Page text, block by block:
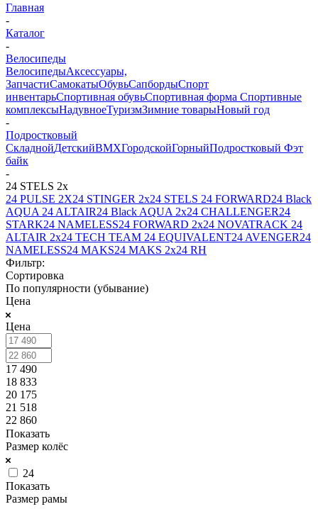
Главная
-
Каталог
-
Велосипеды
ВелосипедыАксессуары,
ЗапчастиСамокатыОбувьСапбордыСпорт
инвентарьСпортивная обувьСпортивная форма Спортивные
комплексыНадувноеТуризмЗимние товарыНовый год
-
Подростковый
СкладнойДетскийBMXГородскойГорныйПодростковый Фэт
байк
-
24 STELS 2х
24 PULSE 2X24 STINGER 2х24 STELS 24 FORWARD24 Black
AQUA 24 ALTAIR24 Black AQUA 2х24 CHALLENGER24
STARK24 NAMELESS24 FORWARD 2х24 NOVATRACK 24
ALTAIR 2х24 TECH TEAM 24 EQUIVALENT24 AVENGER24
NAMELESS24 MAKS24 MAKS 2x24 RH
Фильтр:
Сортировка
По популярности (убывание)
Цена
Цена
17 490
18 833
20 175
21 518
22 860
Показать
Размер колёс
24
Показать
Размер рамы